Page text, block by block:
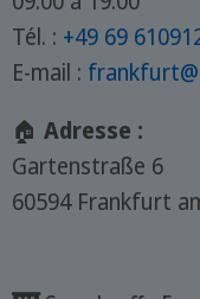
Tél. : +49 69
E-mail :
🏠 Adresse :
Gartenstraße 6
60594 Frankfurt